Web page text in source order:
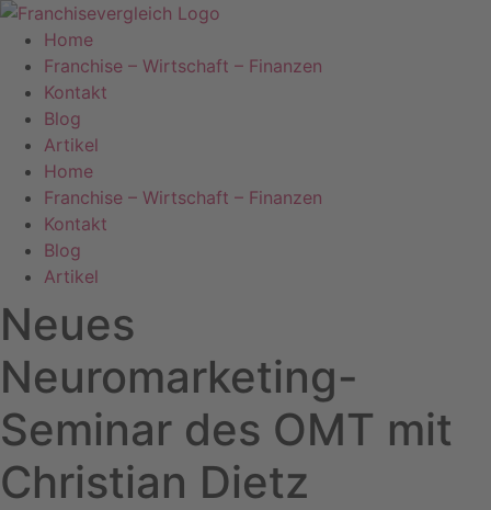
Zum
Inhalt
springen
Home
Franchise – Wirtschaft – Finanzen
Kontakt
Blog
Artikel
Home
Franchise – Wirtschaft – Finanzen
Kontakt
Blog
Artikel
Neues
Neuromarketing-
Seminar des OMT mit
Christian Dietz